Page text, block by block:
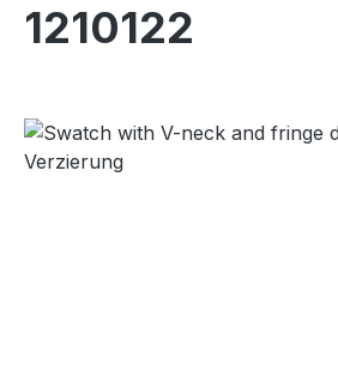
1210122
Bildergalerie überspringen